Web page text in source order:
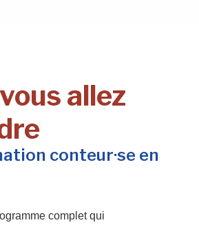
allez
conteur·se en
complet qui